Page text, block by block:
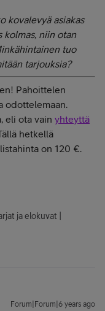
kovalevyä asiakas
kolmas, niin otan
tuo
tarjouksia?
Pahoittelen
odottelemaan.
eli ota vain yhteyttä
hetkellä
on 120 €.
ja elokuvat |
Forum|Forum|6 years ago